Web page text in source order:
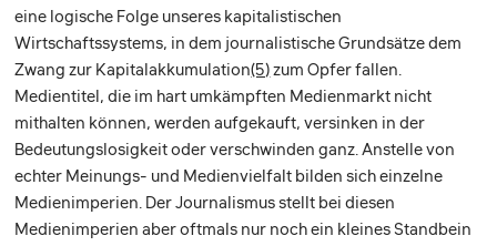
eine logische Folge unseres kapitalistischen
Wirtschaftssystems, in dem journalistische Grundsätze dem
Zwang zur Kapitalakkumulation(5) zum Opfer fallen.
Medientitel, die im hart umkämpften Medienmarkt nicht
mithalten können, werden aufgekauft, versinken in der
Bedeutungslosigkeit oder verschwinden ganz. Anstelle von
echter Meinungs- und Medienvielfalt bilden sich einzelne
Medienimperien. Der Journalismus stellt bei diesen
Medienimperien aber oftmals nur noch ein kleines Standbein